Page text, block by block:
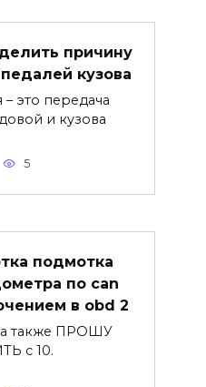
причину
кузова
это передача
и кузова
5
подмотка
по can
в obd 2
а также ПРОШУ
с 10.